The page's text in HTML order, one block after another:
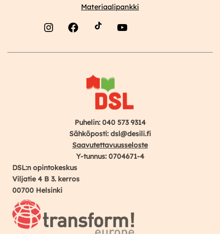
Materiaalipankki
Puhelin: 040 573 9314
Sähköposti: dsl@desili.fi
Saavutettavuusseloste
Y-tunnus: 0704671-4
DSL:n opintokeskus
Viljatie 4 B 3. kerros
00700 Helsinki